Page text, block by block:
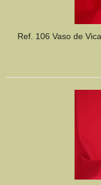
Ref. 106 Vaso de